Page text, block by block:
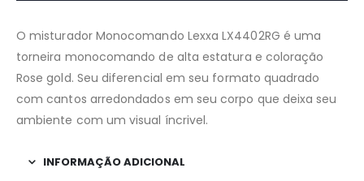
O misturador Monocomando Lexxa LX4402RG é uma
torneira monocomando de alta estatura e coloração
Rose gold. Seu diferencial em seu formato quadrado
com cantos arredondados em seu corpo que deixa seu
ambiente com um visual íncrivel.
INFORMAÇÃO ADICIONAL